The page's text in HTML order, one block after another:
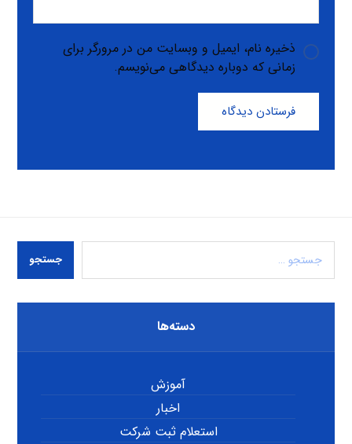
ذخیره نام، ایمیل و وبسایت من در مرورگر برای
زمانی که دوباره دیدگاهی می‌نویسم.
فرستادن دیدگاه
جستجو
دسته‌ها
آموزش
اخبار
استعلام ثبت شرکت